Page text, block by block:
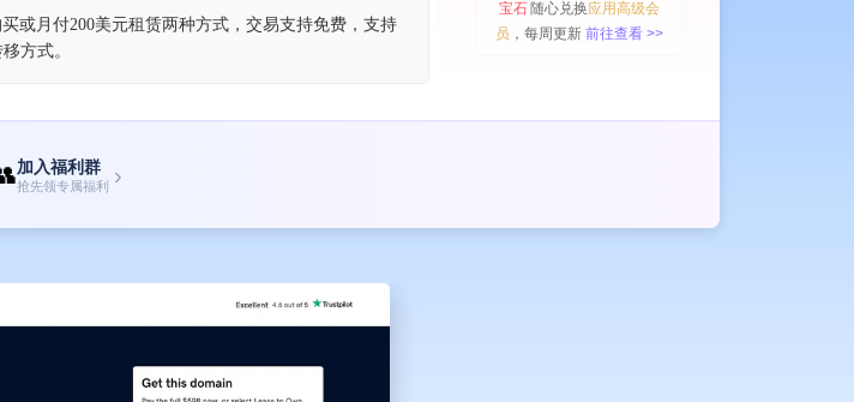
或月付200美元租赁两种方式，交易支持免费，支持
方式。
宝石随心兑换应用高级会
员 ，每周更新 前往查看 >>
加入福利群
抢先领专属福利 ›